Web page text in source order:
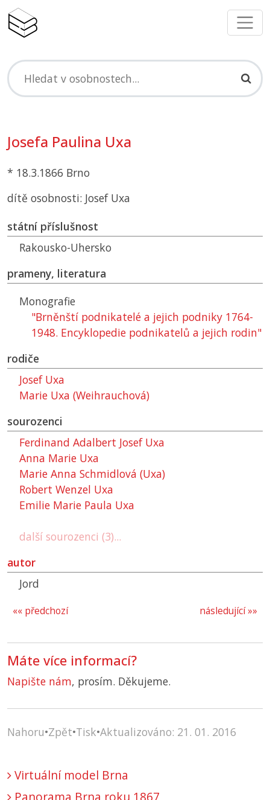
Josefa Paulina Uxa
* 18.3.1866 Brno
dítě osobnosti: Josef Uxa
státní příslušnost
Rakousko-Uhersko
prameny, literatura
Monografie
"Brněnští podnikatelé a jejich podniky 1764-
1948. Encyklopedie podnikatelů a jejich rodin"
rodiče
Josef Uxa
Marie Uxa (Weihrauchová)
sourozenci
Ferdinand Adalbert Josef Uxa
Anna Marie Uxa
Marie Anna Schmidlová (Uxa)
Robert Wenzel Uxa
Emilie Marie Paula Uxa
další sourozenci (3)...
autor
Jord
následující »»
«« předchozí
Máte více informací?
Napište nám, prosím. Děkujeme.
Nahoru•Zpět•Tisk•Aktualizováno: 21. 01. 2016
Virtuální model Brna